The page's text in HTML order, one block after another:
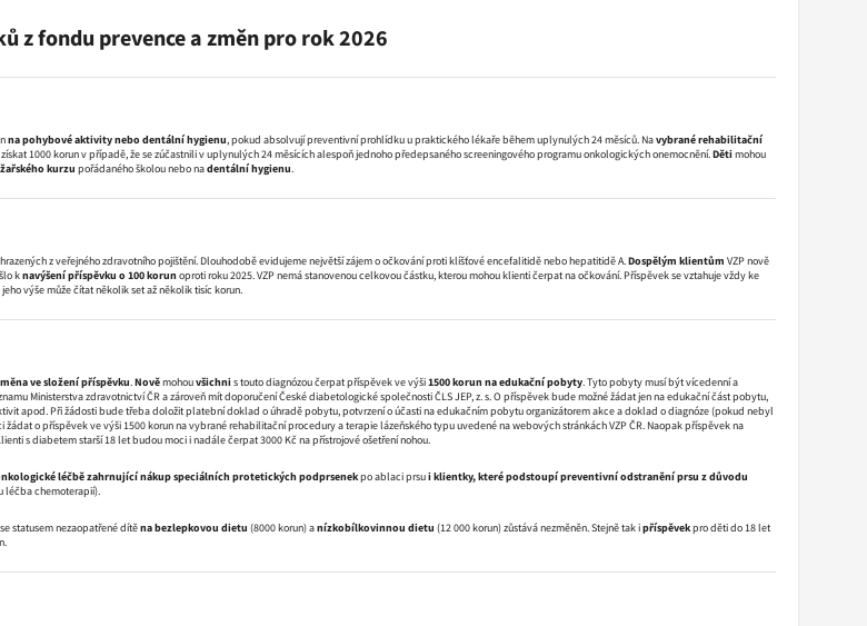
z fondu prevence a změn pro rok 2026
na pohybové aktivity nebo dentální hygienu, pokud absolvují preventivní prohlídku u praktického lékaře během uplynulých 24 měsíců. Navybrané rehabilitační
1000 korun v případě, že se zúčastnili v uplynulých 24 měsících alespoň jednoho předepsaného screeningového programu onkologických onemocnění.Dětimohou
kurzu pořádaného školou nebo nadentální hygienu.
z veřejného zdravotního pojištění. Dlouhodobě evidujeme největší zájem o očkování proti klíšťové encefalitidě nebo hepatitidě A.Dospělým klientům VZP nově
knavýšení příspěvku o 100 korunoproti roku 2025. VZP nemá stanovenou celkovou částku, kterou mohou klienti čerpat na očkování. Příspěvek se vztahuje vždy ke
výše může čítat několik set až několik tisíc korun.
ve složení příspěvku.Nověmohouvšichnis touto diagnózou čerpat příspěvek ve výši1500 korun na edukační pobyty. Tyto pobyty musí být vícedenní a
Ministerstva zdravotnictví ČR a zároveň mít doporučení České diabetologické společnosti ČLS JEP, z. s. O příspěvek bude možné žádat jen na edukační část pobytu,
apod. Při žádosti bude třeba doložit platební doklad o úhradě pobytu, potvrzení o účasti na edukačním pobytu organizátorem akce a doklad o diagnóze (pokud nebyl
o příspěvek ve výši 1500 korun na vybrané rehabilitační procedury a terapie lázeňského typu uvedené na webových stránkách VZP ČR. Naopak příspěvek na
s diabetem starší 18 let budou moci i nadále čerpat 3000 Kč na přístrojové ošetření nohou.
léčbě zahrnující nákup speciálních protetických podprsenekpo ablaci prsui klientky, které podstoupí preventivní odstranění prsu z důvodu
léčba chemoterapií).
se statusem nezaopatřené dítěna bezlepkovou dietu (8000 korun) anízkobílkovinnou dietu (12 000 korun) zůstává nezměněn. Stejně tak ipříspěvekpro děti do 18 let